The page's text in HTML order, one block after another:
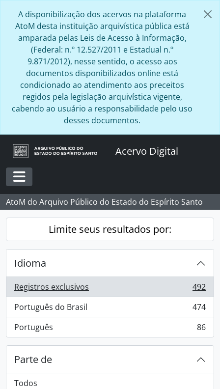
A disponibilização dos acervos na plataforma
AtoM desta instituição arquivística pública está
amparada pelas Leis de Acesso à Informação,
(Federal: n.º 12.527/2011 e Estadual n.º
9.871/2012), nesse sentido, o acesso aos
documentos disponibilizados online está
condicionado ao atendimento aos preceitos
regidos pela legislação arquivística vigente,
cabendo ao usuário a responsabilidade pelo uso
desses documentos.
Acervo Digital
Toggle navigation
AtoM do Arquivo Público do Estado do Espírito Santo
Limite seus resultados por:
Idioma
Registros exclusivos
, 492 resultados
492
Português do Brasil
, 474 resultados
474
Português
, 86 resultados 86
Parte de
Todos